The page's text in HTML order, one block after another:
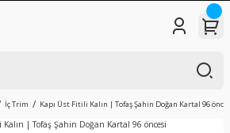
İç Trim Kapı Üst Fitili Kalın | Tofaş Şahin Doğan Kartal 96